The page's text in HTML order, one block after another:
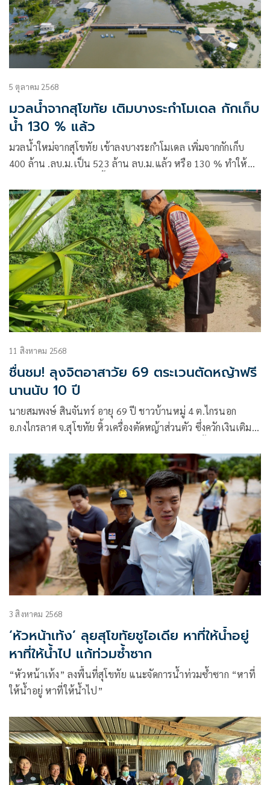
5 ตุลาคม 2568
มวลน้ำจากสุโขทัย เติมบางระกำโมเดล กักเก็บ
น้ำ 130 % แล้ว
มวลน้ำใหม่จากสุโขทัย เข้าลงบางระกำโมเดล เพิ่มจากกักเก็บ
400 ล้าน .ลบ.ม.เป็น 523 ล้าน ลบ.ม.แล้ว หรือ 130 % ทำให้
ทรงตัวเช่นนี้ ถึง 2 สัปดาห์ เนื่องจากยังไม่สามารถระบายลง
แม่น้ำน่านได้ เพราะแม่น้ำน่านยังมีระดับที่สูง
11 สิงหาคม 2568
ชื่นชม! ลุงจิตอาสาวัย 69 ตระเวนตัดหญ้าฟรี
นานนับ 10 ปี
นายสมพงษ์ สินจันทร์ อายุ 69 ปี ชาวบ้านหมู่ 4 ต.ไกรนอก
อ.กงไกรลาศ จ.สุโขทัย หิ้วเครื่องตัดหญ้าส่วนตัว ซึ่งควักเงินเติม
3 สิงหาคม 2568
‘หัวหน้าเท้ง’ ลุยสุโขทัยชูไอเดีย หาที่ให้น้ำอยู่
หาที่ให้น้ำไป แก้ท่วมซ้ำซาก
“หัวหน้าเท้ง” ลงพื้นที่สุโขทัย แนะจัดการน้ำท่วมซ้ำซาก “หาที่
ให้น้ำอยู่ หาที่ให้น้ำไป”